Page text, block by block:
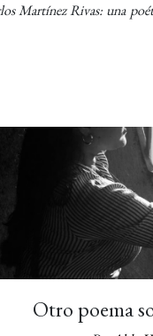
Martínez Rivas: una
Otro poema